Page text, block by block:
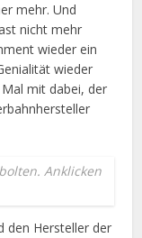
mehr. Und
nicht mehr
wieder ein
wieder
mit dabei, der
Anklicken
den Hersteller der